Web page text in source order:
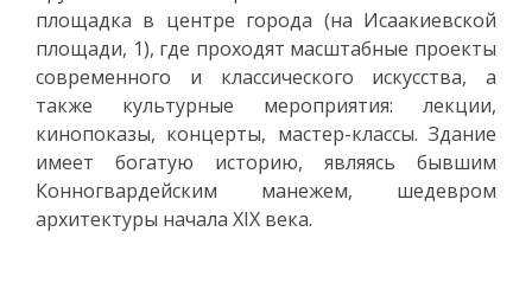
площадка в центре города (на Исаакиевской
площади, 1), где проходят масштабные проекты
современного и классического искусства, а
также культурные мероприятия: лекции,
кинопоказы, концерты, мастер-классы. Здание
имеет богатую историю, являясь бывшим
Конногвардейским манежем, шедевром
архитектуры начала XIX века.